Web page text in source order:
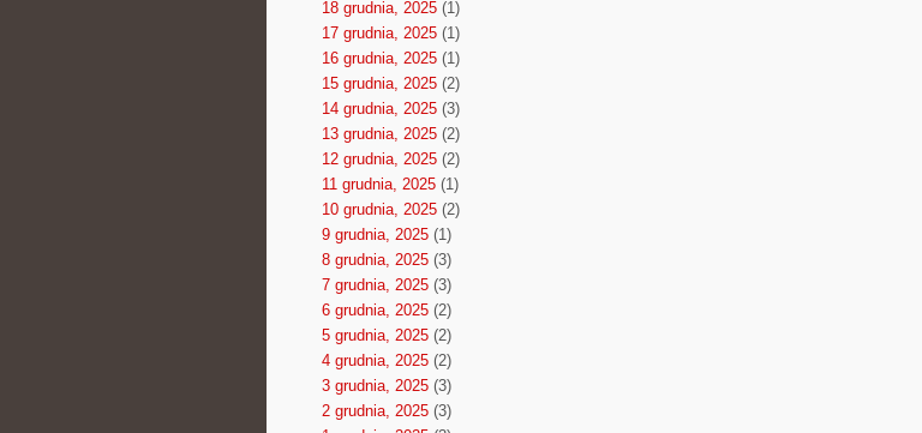
18 grudnia, 2025(1)
17 grudnia, 2025(1)
16 grudnia, 2025(1)
15 grudnia, 2025(2)
14 grudnia, 2025(3)
13 grudnia, 2025(2)
12 grudnia, 2025(2)
11 grudnia, 2025(1)
10 grudnia, 2025(2)
9 grudnia, 2025(1)
8 grudnia, 2025(3)
7 grudnia, 2025(3)
6 grudnia, 2025(2)
5 grudnia, 2025(2)
4 grudnia, 2025(2)
3 grudnia, 2025(3)
2 grudnia, 2025(3)